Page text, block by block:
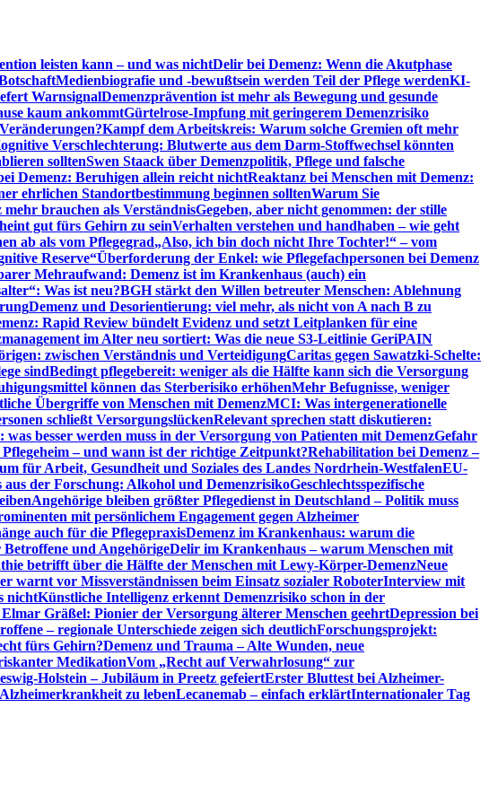
leisten kann – und was nichtDelir bei Demenz: Wenn die Akutphase
Medienbiografie und -bewußtsein werden Teil der Pflege werdenKI-
WarnsignalDemenzprävention ist mehr als Bewegung und gesunde
kaum ankommtGürtelrose-Impfung mit geringerem Demenzrisiko
Kampf dem Arbeitskreis: Warum solche Gremien oft mehr
Verschlechterung: Blutwerte aus dem Darm-Stoffwechsel könnten
solltenSwen Staack über Demenzpolitik, Pflege und falsche
Demenz: Beruhigen allein reicht nichtReaktanz bei Menschen mit Demenz:
ehrlichen Standortbestimmung beginnen solltenWarum Sie
brauchen als VerständnisGegeben, aber nicht genommen: der stille
gut fürs Gehirn zu seinVerhalten verstehen und handhaben – wie geht
ab als vom Pflegegrad„Also, ich bin doch nicht Ihre Tochter!“ – vom
Reserve“Überforderung der Enkel: wie Pflegefachpersonen bei Demenz
Mehraufwand: Demenz ist im Krankenhaus (auch) ein
Was ist neu?BGH stärkt den Willen betreuter Menschen: Ablehnung
Demenz und Desorientierung: viel mehr, als nicht von A nach B zu
Rapid Review bündelt Evidenz und setzt Leitplanken für eine
im Alter neu sortiert: Was die neue S3-Leitlinie GeriPAIN
zwischen Verständnis und VerteidigungCaritas gegen Sawatzki-Schelte:
sindBedingt pflegebereit: weniger als die Hälfte kann sich die Versorgung
können das Sterberisiko erhöhenMehr Befugnisse, weniger
Übergriffe von Menschen mit DemenzMCI: Was intergenerationelle
schließt VersorgungslückenRelevant sprechen statt diskutieren:
besser werden muss in der Versorgung von Patienten mit DemenzGefahr
– und wann ist der richtige Zeitpunkt?Rehabilitation bei Demenz –
für Arbeit, Gesundheit und Soziales des Landes Nordrhein-WestfalenEU-
aus der Forschung: Alkohol und DemenzrisikoGeschlechtsspezifische
Angehörige bleiben größter Pflegedienst in Deutschland – Politik muss
mit persönlichem Engagement gegen Alzheimer
auch für die PflegepraxisDemenz im Krankenhaus: warum die
und AngehörigeDelir im Krankenhaus – warum Menschen mit
betrifft über die Hälfte der Menschen mit Lewy-Körper-DemenzNeue
warnt vor Missverständnissen beim Einsatz sozialer RoboterInterview mit
nichtKünstliche Intelligenz erkennt Demenzrisiko schon in der
Gräßel: Pionier der Versorgung älterer Menschen geehrtDepression bei
– regionale Unterschiede zeigen sich deutlichForschungsprojekt:
fürs Gehirn?Demenz und Trauma – Alte Wunden, neue
MedikationVom „Recht auf Verwahrlosung“ zur
Holstein – Jubiläum in Preetz gefeiertErster Bluttest bei Alzheimer-
zu lebenLecanemab – einfach erklärtInternationaler Tag